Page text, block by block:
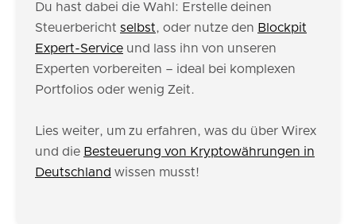
Du hast dabei die Wahl: Erstelle deinen
Steuerbericht selbst, oder nutze den Blockpit
Expert-Service und lass ihn von unseren
Experten vorbereiten – ideal bei komplexen
Portfolios oder wenig Zeit.
Lies weiter, um zu erfahren, was du über Wirex
und die Besteuerung von Kryptowährungen in
Deutschland wissen musst!